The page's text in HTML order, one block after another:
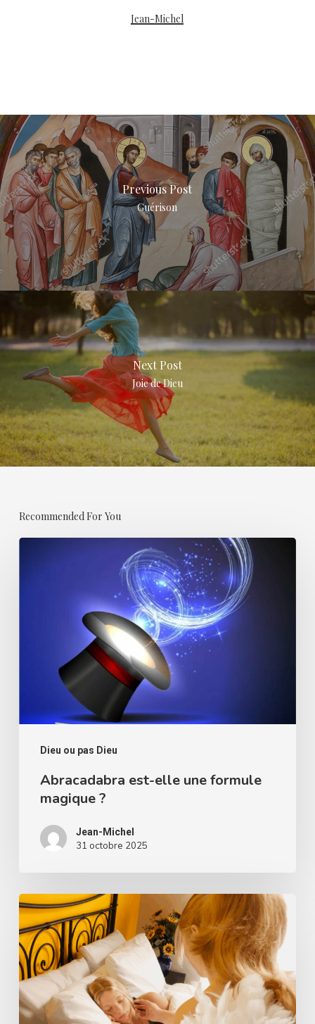
Jean-Michel
Previous Post
Guérison
Next Post
Joie de Dieu
Recommended For You
Dieu ou pas Dieu
Abracadabra est-elle une formule
magique ?
Jean-Michel
31 octobre 2025
Les
anges
gardiens
existent-
ils
?